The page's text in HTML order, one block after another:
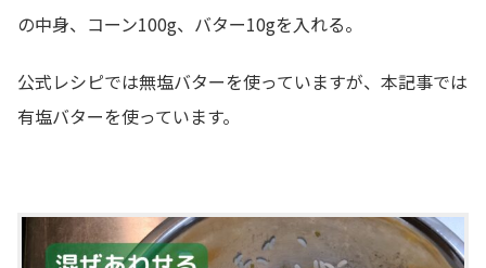
の中身、コーン100g、バター10gを入れる。
公式レシピでは無塩バターを使っていますが、本記事では
有塩バターを使っています。